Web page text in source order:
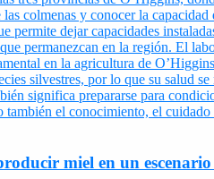
miel en un